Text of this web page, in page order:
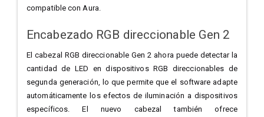
compatible con Aura.
Encabezado RGB direccionable Gen 2
El cabezal RGB direccionable Gen 2 ahora puede detectar la
cantidad de LED en dispositivos RGB direccionables de
segunda generación, lo que permite que el software adapte
automáticamente los efectos de iluminación a dispositivos
específicos. El nuevo cabezal también ofrece